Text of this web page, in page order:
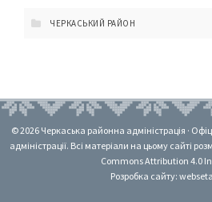
ЧЕРКАСЬКИЙ РАЙОН
© 2026 Черкаська районна адміністрація ·
адміністрації. Всі матеріали на цьому сайті
Commons Attribution 4.0
Розробка сайту: